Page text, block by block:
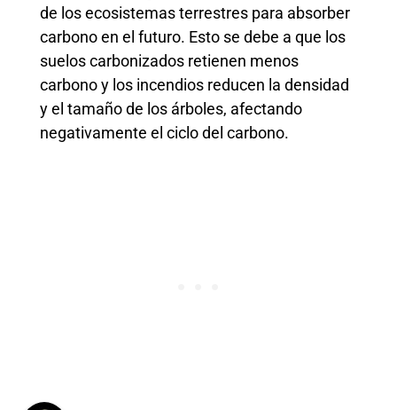
de los ecosistemas terrestres para absorber
carbono en el futuro. Esto se debe a que los
suelos carbonizados retienen menos
carbono y los incendios reducen la densidad
y el tamaño de los árboles, afectando
negativamente el ciclo del carbono.